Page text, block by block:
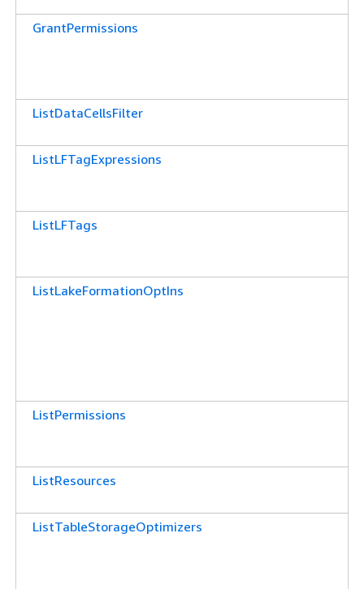
GrantPermissions
ListDataCellsFilter
ListLFTagExpressions
ListLFTags
ListLakeFormationOptIns
ListPermissions
ListResources
ListTableStorageOptimizers